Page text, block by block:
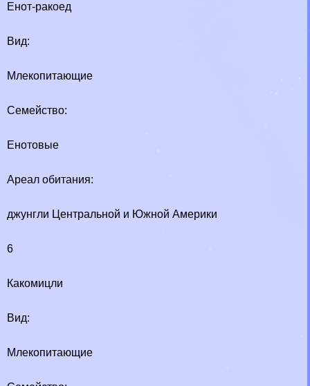
Енот-paкоед
Вид:
Млекопитающие
Семейство:
Енотовые
Ареал обитания:
джунгли Центральной и Южной Америки
6
Какомицли
Вид:
Млекопитающие